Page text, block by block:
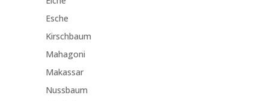
Esche
Kirschbaum
Mahagoni
Makassar
Nussbaum